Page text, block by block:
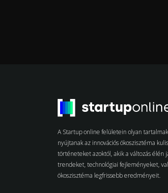
A Startup online felületein olyan
nyújtanak az innovációs ökoszisztéma
történeteket azoktól, akik a változás élén
trendeket, technológiai fejleményeket,
ökoszisztéma legfrissebb eredményeit.